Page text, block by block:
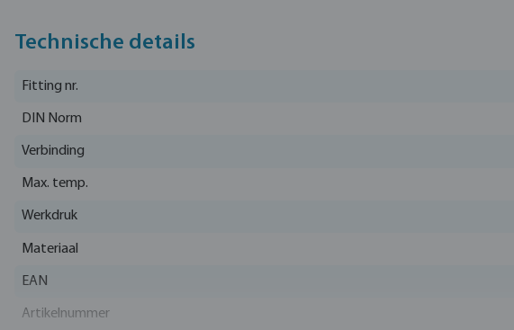
Technische details
Fitting nr.
DIN Norm
Verbinding
Max. temp.
Werkdruk
Materiaal
EAN
Artikelnummer